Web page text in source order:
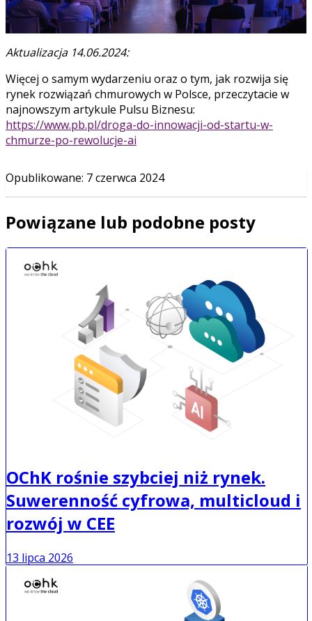
Aktualizacja 14.06.2024:
Więcej o samym wydarzeniu oraz o tym, jak rozwija się
rynek rozwiązań chmurowych w Polsce, przeczytacie w
najnowszym artykule Pulsu Biznesu:
https://www.pb.pl/droga-do-innowacji-od-startu-w-
chmurze-po-rewolucje-ai
Opublikowane: 7 czerwca 2024
Powiązane lub podobne posty
OChK rośnie szybciej niż rynek.
Suwerenność cyfrowa, multicloud i
rozwój w CEE
13 lipca 2026